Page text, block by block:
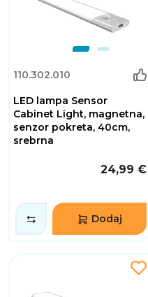
110.302.010
LED lampa Sensor
Cabinet Light, magnetna,
senzor pokreta, 40cm,
srebrna
24,99 €
Dodaj